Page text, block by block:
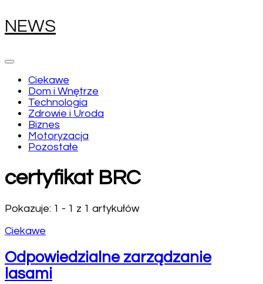
NEWS
Ciekawe
Dom i Wnętrze
Technologia
Zdrowie i Uroda
Biznes
Motoryzacja
Pozostałe
certyfikat BRC
Pokazuje: 1 - 1 z 1 artykułów
Ciekawe
Odpowiedzialne zarządzanie
lasami